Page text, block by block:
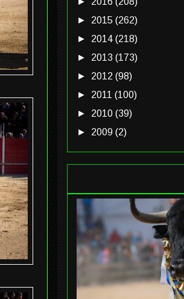
► 2015 (262)
► 2014 (218)
► 2013 (173)
► 2012 (98)
► 2011 (100)
► 2010 (39)
► 2009 (2)